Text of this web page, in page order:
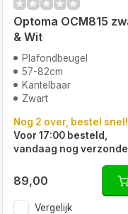
Optoma OCM815
& Wit
Plafondbeugel
57-82cm
Kantelbaar
Zwart
Nog 2 over, bestel snel!
Voor 17:00 besteld,
vandaag nog
89,00
Vergelijk